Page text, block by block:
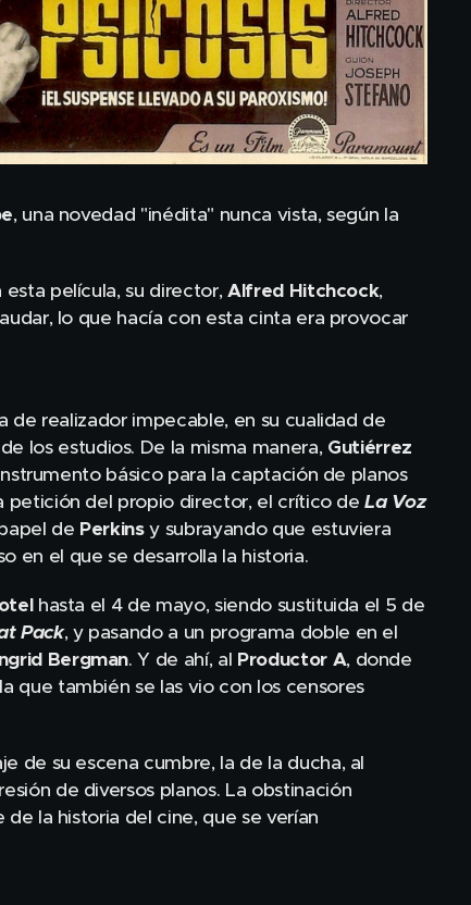
, una novedad "inédita" nunca vista, según la
esta película, su director,Alfred Hitchcock,
lo que hacía con esta cinta era provocar
de realizador impecable, en su cualidad de
los estudios. De la misma manera, Gutiérrez
básico para la captación de planos
petición del propio director, el crítico deLa Voz
de Perkinsy subrayando que estuviera
en el que se desarrolla la historia.
hasta el 4 de mayo, siendo sustituida el 5 de
Pack, y pasando a un programa doble en el
Bergman. Y de ahí, al Productor A, donde
que también se las vio con los censores
de su escena cumbre, la de la ducha, al
de diversos planos. La obstinación
la historia del cine, que se verían